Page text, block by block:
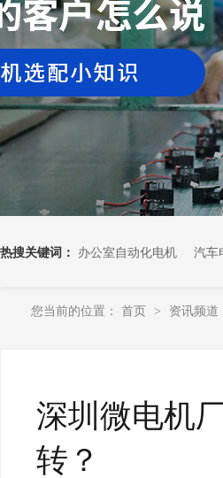
热搜关键词： 办公室自动化电机 汽车
您当前的位置： 首页 > 资讯频道
深圳微电机
转？